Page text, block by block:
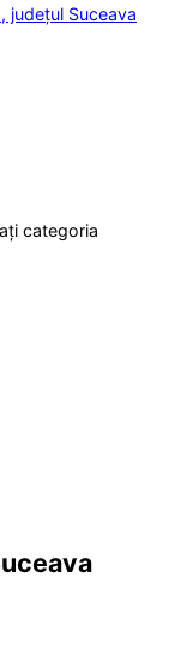
județul Suceava
categoria